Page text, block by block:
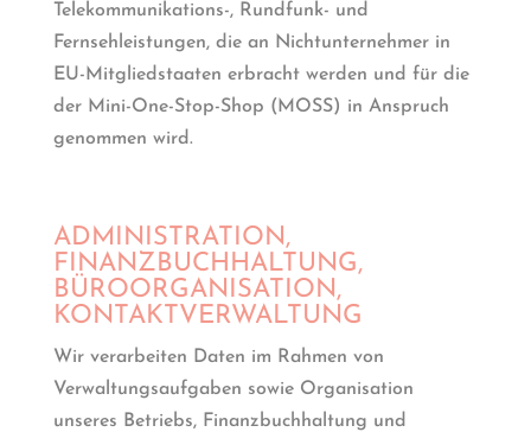
Telekommunikations-, Rundfunk- und
Fernsehleistungen, die an Nichtunternehmer in
EU-Mitgliedstaaten erbracht werden und für die
der Mini-One-Stop-Shop (MOSS) in Anspruch
genommen wird.
ADMINISTRATION,
FINANZBUCHHALTUNG,
BÜROORGANISATION,
KONTAKTVERWALTUNG
Wir verarbeiten Daten im Rahmen von
Verwaltungsaufgaben sowie Organisation
unseres Betriebs, Finanzbuchhaltung und